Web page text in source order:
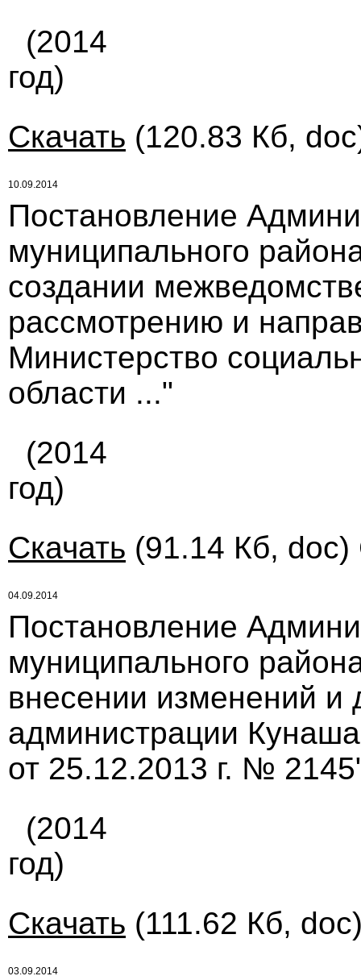
(2014
год)
Скачать (120.83 Кб,
10.09.2014
Постановление
муниципального
создании
рассмотрению и
Министерство
области ..."
(2014
год)
Скачать (91.14 Кб, doc)
04.09.2014
Постановление
муниципального
внесении изменений и
администрации
от 25.12.2013 г. №
(2014
год)
Скачать (111.62 Кб,
03.09.2014